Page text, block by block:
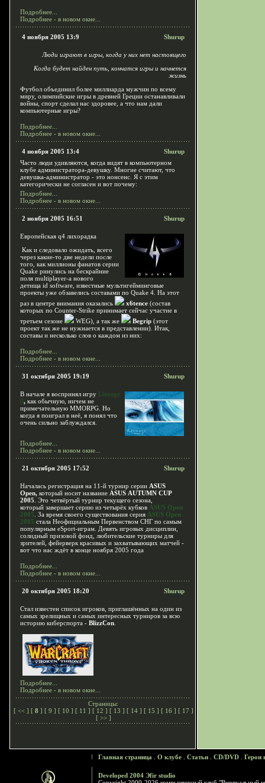
Подробнее...
Подробнее - в новом окне...
4 ноября 2005 13:9 Shurup
Люди играют в игры, когда у них нет настоящего
Когда будет найден путь, кончатся игры и начнется
жизнь
Футбол объединил более миллиарда мужчин по всему
миру, олимпийские игры в древней Греции останавливали
войны, спорт сделал нас здоровее, а что нам дали
компьютерные игры?
Подробнее...
Подробнее - в новом окне...
4 ноября 2005 13:4
Shurup
Часто люди удивляются, когда видят в компьютерном
клубе администратора-девушку. Многие считают, что
девушка-администратор - это нонсенс. Я с этим
категорически не согласен и вот почему:
Подробнее...
Подробнее - в новом окне...
2 ноября 2005 16:51 Shurup
Европейская q4 лихорадка
Как и следовало ожидать, всего
через какие-то две недели после
того, как миллионы фанатов серии
Quake ринулись на бескрайние
поля multiplayer-a нового
детища id software, известные мультигейминговые
проекты уже обзавелись составами по Quake 4. На этот
раз в центре внимания оказались
x6tence (состав
которых по Counter-Strike принимает сейчас участие в
третьем сезоне
WEG), а так же Begrip (этот
проект так же не нужнается в представлении). Итак,
составы и несколько слов о каждом из них:
Подробнее...
Подробнее - в новом окне...
31 октября 2005 19:19 Shurup
В начале я воспринял игру Lineage
ll, как обычную, ничем не
примечательную MMORPG. Но
когда я поиграл в неё, я понял что
очень сильно заблуждался.
Подробнее...
Подробнее - в новом окне...
21 октября 2005 17:52 Shurup
Началась регистрация на 11-й турнир серии ASUS
Open, который носит название ASUS AUTUMN CUP
2005 . Это четвёртый турнир текущего сезона,
который завершает серию из четырёх кубков ASUS Open
2005 . За время своего существования серия ASUS Open
2005 стала Неофициальным Первенством СНГ по самым
популярным eSport-играм. Девять игровых дисциплин,
солидный призовой фонд, любительские турниры для
зрителей, фейерверк красивых и захватывающих матчей -
вот что нас ждёт в конце ноября 2005 года
Подробнее...
Подробнее - в новом окне...
20 октября 2005 18:20 Shurup
Стал известен список игроков, приглашённых на один из
самых зрелищных и самых интересных турниров за всю
историю киберспорта - BlizzCon
Подробнее...
Подробнее - в новом окне...
Страницы:
[ << ] [ 8 ] [ 9 ] [ 10 ] [ 11 ] [ 12 ] [ 13 ] [ 14 ] [ 15 ] [ 16 ] [ 17 ]
[ >> ]
Главная страница О клубе Статьи CD/DVD Герои
Developed 2004 Эfir studio